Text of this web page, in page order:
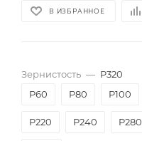
В ИЗБРАННОЕ
Зернистость — P320
P60
P80 P100
P220 P240 P280